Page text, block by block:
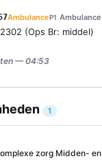
AmbulanceP1
(Ops Br: middel)
— 04:53
1
zorg Midden-